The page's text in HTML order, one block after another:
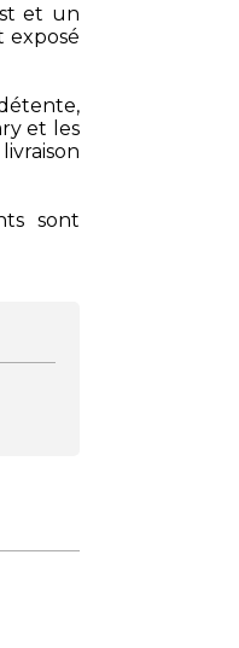
et un
exposé
et les
sont